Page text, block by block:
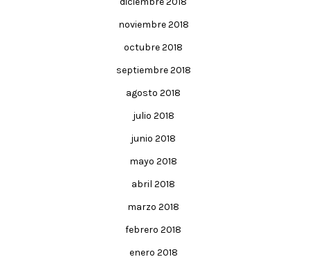
noviembre 2018
octubre 2018
septiembre 2018
agosto 2018
julio 2018
junio 2018
mayo 2018
abril 2018
marzo 2018
febrero 2018
enero 2018